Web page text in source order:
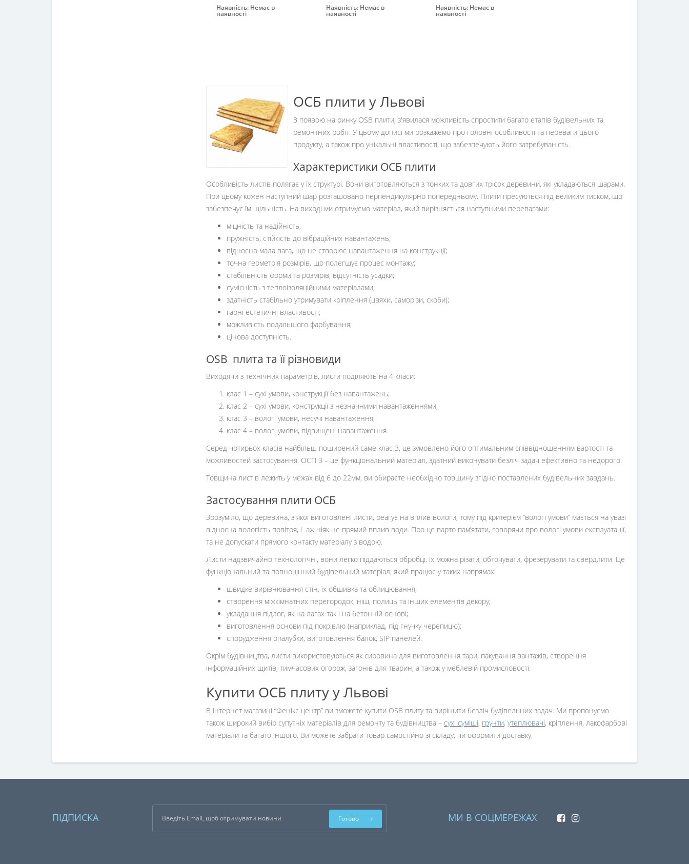
Закінчився
Наявність: Немає в
наявності Закінчився
Наявність: Немає в
наявності Закінчився
Наявність: Немає в
наявності
ОСБ плити у Львові
З появою на ринку OSB плити, з'явилася можливість спростити багато етапів будівельних та
ремонтних робіт. У цьому дописі ми розкажемо про головні особливості та переваги цього
продукту, а також про унікальні властивості, що забезпечують його затребуваність.
Характеристики ОСБ плити
Особливість листів полягає у їх структурі. Вони виготовляються з тонких та довгих трісок деревини, які укладаються шарами.
При цьому кожен наступний шар розташовано перпендикулярно попередньому. Плити пресуються під великим тиском, що
забезпечує їм щільність. На виході ми отримуємо матеріал, який вирізняється наступними перевагами:
міцність та надійність;
пружність, стійкість до вібраційних навантажень;
відносно мала вага, що не створює навантаження на конструкції;
точна геометрія розмірів, що полегшує процес монтажу;
стабільність форми та розмірів, відсутність усадки;
сумісність з теплоізоляційними матеріалами;
здатність стабільно утримувати кріплення (цвяхи, саморізи, скоби);
гарні естетичні властивості;
можливість подальшого фарбування;
цінова доступність.
OSB плита та її різновиди
Виходячи з технічних параметрів, листи поділяють на 4 класи:
клас 1 – сухі умови, конструкції без навантажень;
клас 2 – сухі умови, конструкції з незначними навантаженнями;
клас 3 – вологі умови, несучі навантаження;
клас 4 – вологі умови, підвищені навантаження.
Серед чотирьох класів найбільш поширений саме клас 3, це зумовлено його оптимальним співвідношенням вартості та
можливостей застосування. ОСП 3 – це функціональний матеріал, здатний виконувати безліч задач ефективно та недорого.
Товщина листів лежить у межах від 6 до 22мм, ви обираєте необхідно товщину згідно поставлених будівельних завдань.
Застосування плити ОСБ
Зрозуміло, що деревина, з якої виготовлені листи, реагує на вплив вологи, тому під критерієм “вологі умови” мається на увазі
відносна вологість повітря, і аж ніяк не прямий вплив води. Про це варто пам’ятати, говорячи про вологі умови експлуатації,
та не допускати прямого контакту матеріалу з водою.
Листи надзвичайно технологічні, вони легко піддаються обробці, їх можна різати, обточувати, фрезерувати та свердлити. Це
функціональний та повноцінний будівельний матеріал, який працює у таких напрямах:
швидке вирівнювання стін, їх обшивка та облицювання;
створення міжкімнатних перегородок, ніш, полиць та інших елементів декору;
укладання підлог, як на лагах так і на бетонній основі;
виготовлення основи під покрівлю (наприклад, під гнучку черепицю);
спорудження опалубки, виготовлення балок, SIP панелей.
Окрім будівництва, листи використовуються як сировина для виготовлення тари, пакування вантажів, створення
інформаційних щитів, тимчасових огорож, загонів для тварин, а також у меблевій промисловості.
Купити ОСБ плиту у Львові
В інтернет магазині “Фенікс центр” ви зможете купити OSB плиту та вирішити безліч будівельних задач. Ми пропонуємо
також широкий вибір супутніх матеріалів для ремонту та будівництва – сухі суміші, грунти, утеплювачі, кріплення, лакофарбові
матеріали та багато іншого. Ви можете забрати товар самостійно зі складу, чи оформити доставку.
ПІДПИСКА Готово МИ В СОЦМЕРЕЖАХ